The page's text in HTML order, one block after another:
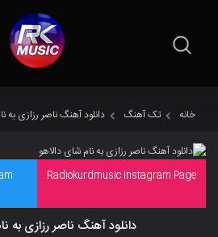
خانه تک آهنگ دانلود آهنگ ناصر رزازی به
Radiokurdmusic Instagram Page
دانلود آهنگ ناصر رزازی به